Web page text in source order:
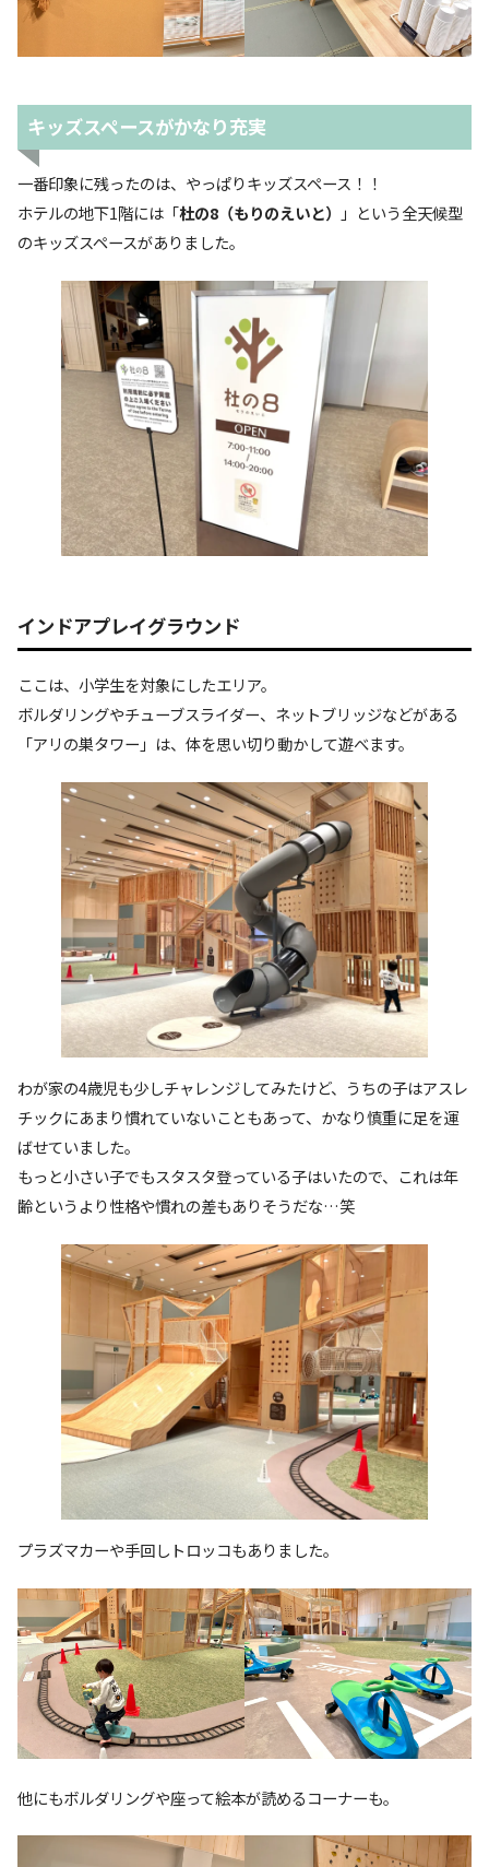
キッズスペースがかなり充実
一番印象に残ったのは、やっぱりキッズスペース！！
ホテルの地下1階には「杜の8（もりのえいと）
」という全天候型
のキッズスペースがありました。
インドアプレイグラウンド
ここは、小学生を対象にしたエリア。
ボルダリングやチューブスライダー、ネットブリッジなどがある
「アリの巣タワー」は、体を思い切り動かして遊べます。
わが家の4歳児も少しチャレンジしてみたけど、うちの子はアスレ
チックにあまり慣れていないこともあって、かなり慎重に足を運
ばせていました。
もっと小さい子でもスタスタ登っている子はいたので、これは年
齢というより性格や慣れの差もありそうだな…笑
プラズマカーや手回しトロッコもありました。
他にもボルダリングや座って絵本が読めるコーナーも。